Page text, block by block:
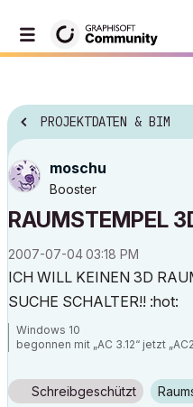
PROJEKTDATEN & BIM
moschu
Booster
RAUMSTEMPEL
‎2007-07-0403:18 PM
ICH WILL KEINEN 3D
SUCHE SCHALTER!! :hot:
Windows 10
begonnen mit „AC 3.12“ jetzt
Schreibgeschützt